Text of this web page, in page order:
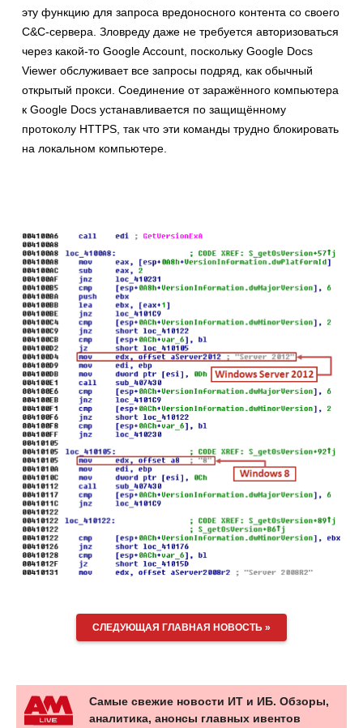
эту функцию для запроса вредоносного контента со своего
C&C-сервера. Зловреду даже не требуется авторизоваться
через какой-то Google Account, поскольку Google Docs
Viewer обслуживает все запросы подряд, как обычный
открытый прокси. Соединение от заражённого компьютера
к Google Docs устанавливается по защищённому
протоколу HTTPS, так что эти команды трудно блокировать
на локальном компьютере.
СЛЕДУЮЩАЯ ГЛАВНАЯ НОВОСТЬ »
Самые свежие новости ИТ и ИБ. Обзоры,
аналитика, анонсы главных ивентов